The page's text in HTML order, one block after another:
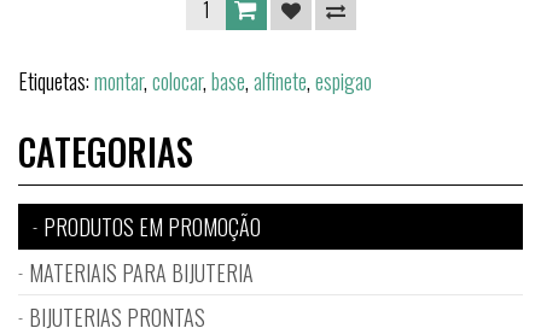
Etiquetas:montar,colocar,base,alfinete,espigao
CATEGORIAS
PRODUTOS EM PROMOÇÃO
MATERIAIS PARA BIJUTERIA
BIJUTERIAS PRONTAS